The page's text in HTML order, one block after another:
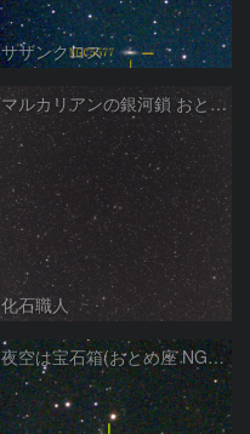
サザンクロス
マルカリアンの銀河鎖 おとめ座・ かみのけ座の銀河
化石職人
夜空は宝石箱(おとめ座 NGC5746) Seestar50